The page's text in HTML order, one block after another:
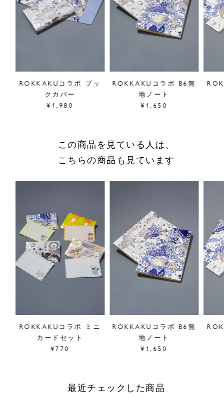
※こちらの商品のお買い上げポイントは会員ランクに関わら
ず一律1%です。またポイントはご使用いただけません。
商品番号
89GF999240
採寸について
ショッピングガイドはこちら
サイズをお悩みの方へ
ROKKAKUコラボ ブッ
クカバー
¥1,980
ROKKAKUコラボ B6無
地ノート
¥1,650
この商品を見ている人は、
こちらの商品も見ています
ROKKAKUコラボ ミニ
カードセット
¥770
ROKKAKUコラボ B6無
地ノート
¥1,650
最近チェックした商品